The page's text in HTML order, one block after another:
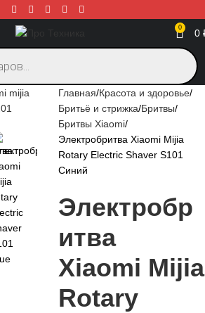
0 0
увеличить
Главная Красота и здоровье
Бритьё и стрижка Бритвы
Бритвы Xiaomi
Электробритва Xiaomi Mijia
Rotary Electric Shaver S101
Синий
Электробр
итва
Xiaomi Mijia
Rotary